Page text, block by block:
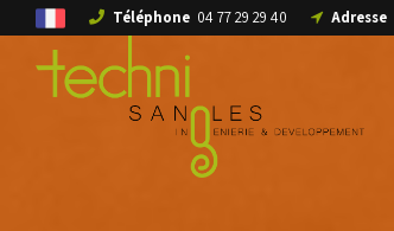
Téléphone 04 77 29 29 40 Adresse